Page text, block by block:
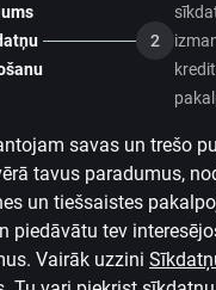
tavus paradumus,
un tiešsaistes
piedāvātu tev
Vairāk uzzini
.Tu vari piekrist sīkdatņu
izvēloties